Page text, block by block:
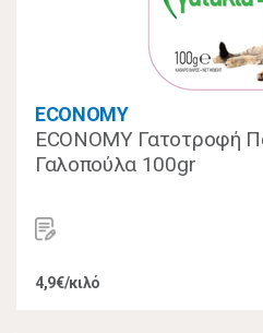
ECONOMY
ECONOMY Γατοτροφή
Γαλοπούλα 100gr
4,9€/κιλό